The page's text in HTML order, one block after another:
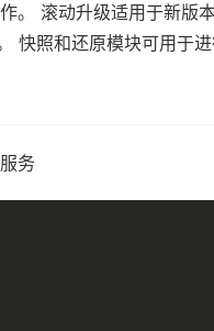
。 滚动升级适用于新版
快照和还原模块可用于
务